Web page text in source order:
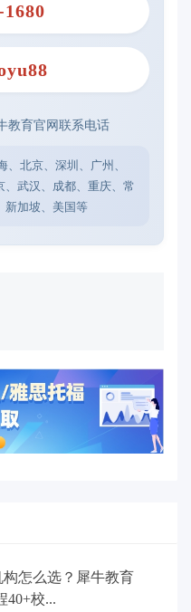
教育官网联系电话
、北京、深圳、广州、
武汉、成都、重庆、常
新加坡、美国等
怎么选？犀牛教育
40+校...